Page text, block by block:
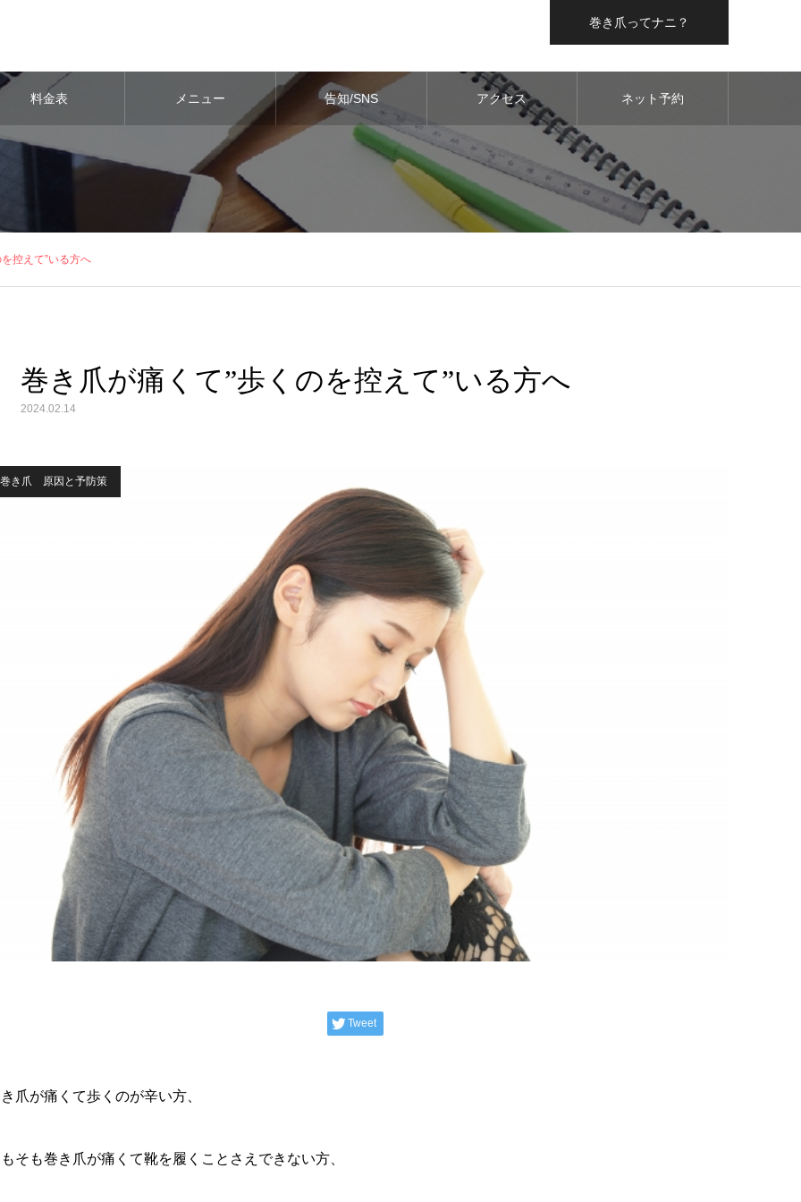
巻き爪ってナニ？
料金表 メニュー 告知/SNS アクセス ネット予約
控えて”いる方へ
巻き爪が痛くて”歩くのを控えて”いる方へ
2024.02.14
巻き爪 原因と予防策
Tweet
爪が痛くて歩くのが辛い方、
そも巻き爪が痛くて靴を履くことさえできない方、